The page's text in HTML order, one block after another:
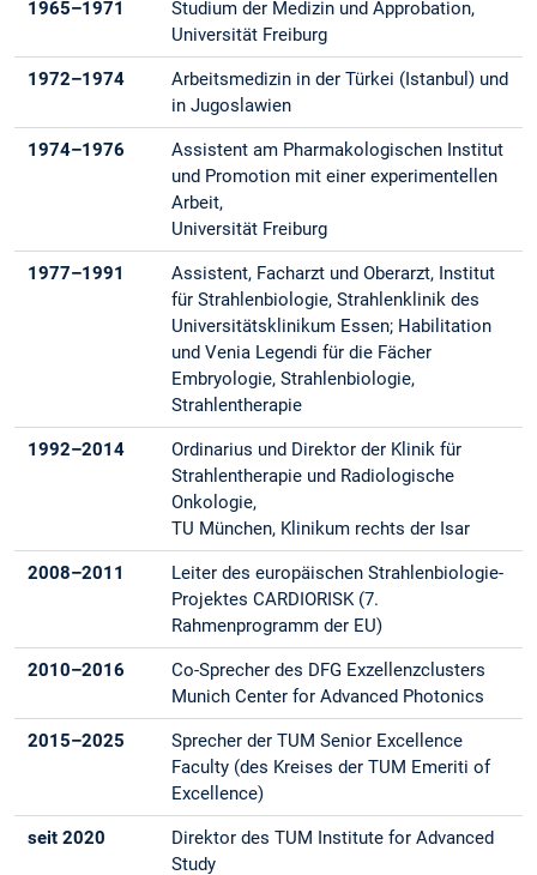
1965–1971
Studium der Medizin und Approbation,
Universität Freiburg
1972–1974
Arbeitsmedizin in der Türkei (Istanbul) und
in Jugoslawien
1974–1976
Assistent am Pharmakologischen Institut
und Promotion mit einer experimentellen
Arbeit,
Universität Freiburg
1977–1991
Assistent, Facharzt und Oberarzt, Institut
für Strahlenbiologie, Strahlenklinik des
Universitätsklinikum Essen; Habilitation
und Venia Legendi für die Fächer
Embryologie, Strahlenbiologie,
Strahlentherapie
1992–2014
Ordinarius und Direktor der Klinik für
Strahlentherapie und Radiologische
Onkologie,
TU München, Klinikum rechts der Isar
2008–2011
Leiter des europäischen Strahlenbiologie-
Projektes CARDIORISK (7.
Rahmenprogramm der EU)
2010–2016
Co-Sprecher des DFG Exzellenzclusters
Munich Center for Advanced Photonics
2015–2025
Sprecher der TUM Senior Excellence
Faculty (des Kreises der TUM Emeriti of
Excellence)
seit 2020
Direktor des TUM Institute for Advanced
Study